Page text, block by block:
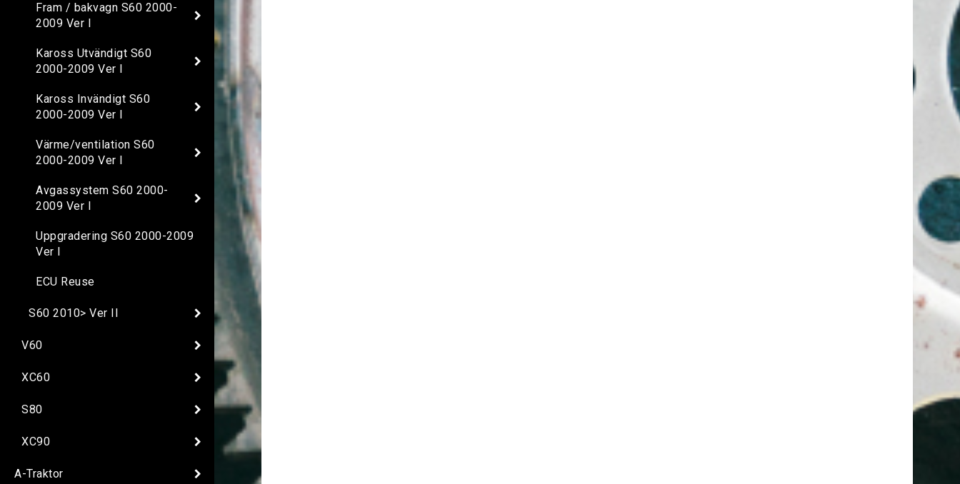
Fram / bakvagn S60 2000-
2009 Ver I
Kaross Utvändigt S60
2000-2009 Ver I
Kaross Invändigt S60
2000-2009 Ver I
Värme/ventilation S60
2000-2009 Ver I
Avgassystem S60 2000-
2009 Ver I
Uppgradering S60 2000-2009
Ver I
ECU Reuse
S60 2010> Ver II
V60
XC60
S80
XC90
A-Traktor